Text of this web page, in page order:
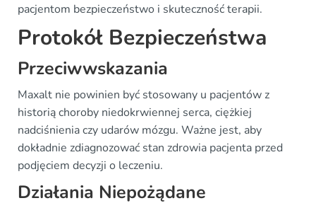
pacjentom bezpieczeństwo i skuteczność terapii.
Protokół Bezpieczeństwa
Przeciwwskazania
Maxalt nie powinien być stosowany u pacjentów z
historią choroby niedokrwiennej serca, ciężkiej
nadciśnienia czy udarów mózgu. Ważne jest, aby
dokładnie zdiagnozować stan zdrowia pacjenta przed
podjęciem decyzji o leczeniu.
Działania Niepożądane